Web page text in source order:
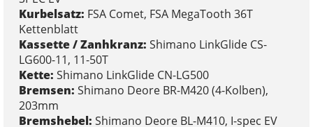
Kurbelsatz: FSA Comet, FSA MegaTooth 36T
Kettenblatt
Kassette / Zanhkranz: Shimano LinkGlide CS-
LG600-11, 11-50T
Kette: Shimano LinkGlide CN-LG500
Bremsen: Shimano Deore BR-M420 (4-Kolben),
203mm
Bremshebel: Shimano Deore BL-M410, I-spec EV